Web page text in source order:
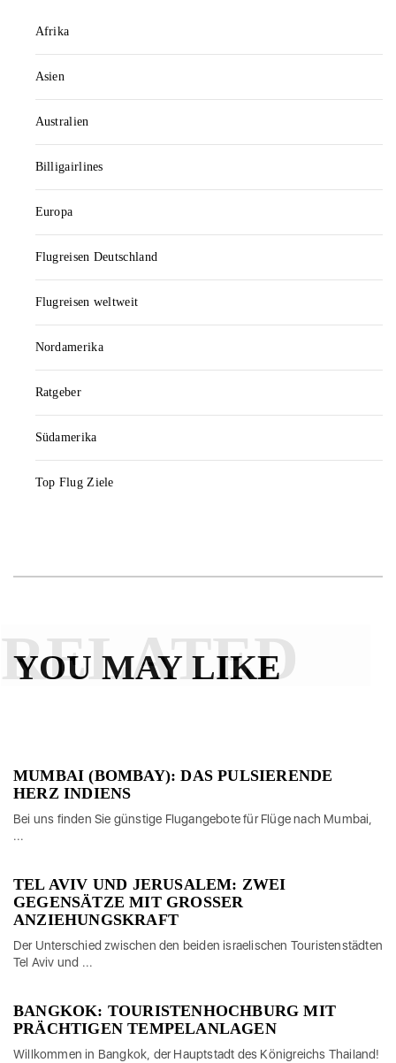
Afrika
Asien
Australien
Billigairlines
Europa
Flugreisen Deutschland
Flugreisen weltweit
Nordamerika
Ratgeber
Südamerika
Top Flug Ziele
YOU MAY LIKE
RELATED
MUMBAI (BOMBAY): DAS PULSIERENDE
HERZ INDIENS
Bei uns finden Sie günstige Flugangebote für Flüge nach Mumbai,
...
TEL AVIV UND JERUSALEM: ZWEI
GEGENSÄTZE MIT GROSSER A
NZIEHUNGSKRAFT
Der Unterschied zwischen den beiden israelischen Touristenstädten
Tel Aviv und ...
BANGKOK: TOURISTENHOCHBURG MIT
PRÄCHTIGEN TEMPELANLAGEN
Willkommen in Bangkok, der Hauptstadt des Königreichs Thailand!